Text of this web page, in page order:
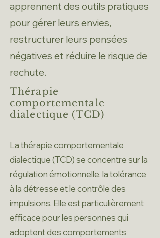
apprennent des outils pratiques
pour gérer leurs envies,
restructurer leurs pensées
négatives et réduire le risque de
rechute.
Thérapie
comportementale
dialectique (TCD)
La thérapie comportementale
dialectique (TCD) se concentre sur la
régulation émotionnelle, la tolérance
à la détresse et le contrôle des
impulsions. Elle est particulièrement
efficace pour les personnes qui
adoptent des comportements